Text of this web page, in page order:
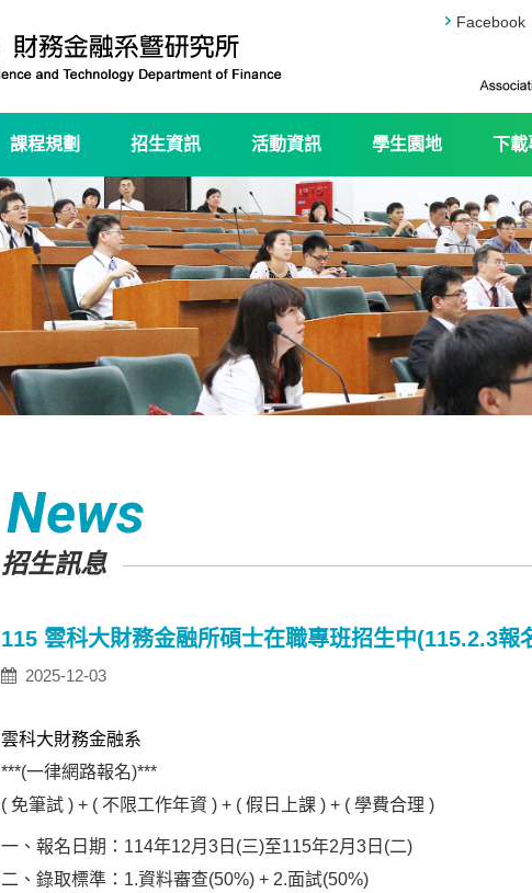
Facebook
課程規劃 招生資訊 活動資訊 學生園地 下載
News
招生訊息
115 雲科大財務金融所碩士在職專班招生中(115.2.3報
2025-12-03
雲科大財務金融系
***(一律網路報名)***
( 免筆試 ) + ( 不限工作年資 ) + ( 假日上課 ) + ( 學費合理 )
一、報名日期：114年12月3日(三)至115年2月3日(二)
二、錄取標準：1.資料審查(50%) + 2.面試(50%)